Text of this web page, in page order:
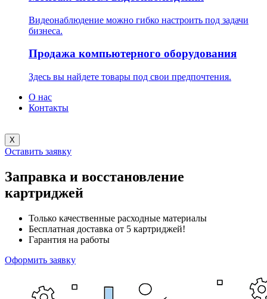
Видеонаблюдение можно гибко настроить под задачи
бизнеса.
Продажа компьютерного оборудования
Здесь вы найдете товары под свои предпочтения.
О нас
Контакты
X
Оставить заявку
Заправка и восстановление
картриджей
Только качественные расходные материалы
Бесплатная доставка от 5 картриджей!
Гарантия на работы
Оформить заявку